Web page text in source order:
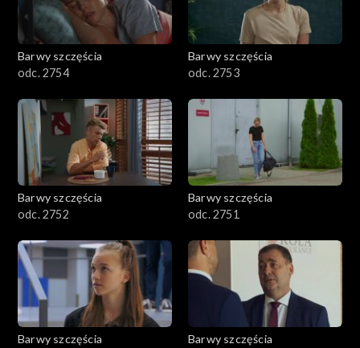
Barwy szczęścia
odc. 2754
Barwy szczęścia
odc. 2753
Barwy szczęścia
odc. 2752
Barwy szczęścia
odc. 2751
Barwy szczęścia
Barwy szczęścia